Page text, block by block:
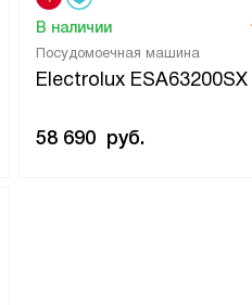
Посудомоечная машина
Electrolux ESA63200SX
В наличии
58 690 руб.